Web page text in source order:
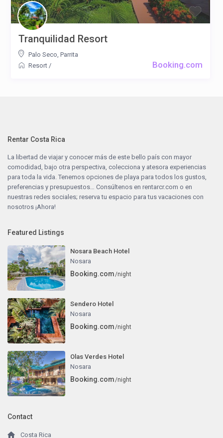
Booking.com
Tranquilidad Resort
Palo Seco, Parrita
Resort/
Rentar Costa Rica
La libertad de viajar y conocer más de este bello país con mayor
comodidad, bajo otra perspectiva, colecciona y atesora experiencias
para toda la vida. Tenemos opciones de playa para todos los gustos,
preferencias y presupuestos… Consúltenos enrentarcr.com o en
nuestras redes sociales; reserva tu espacio para tus vacaciones con
nosotros ¡Ahora!
Featured Listings
Nosara Beach Hotel
Nosara
Booking.com/night
Sendero Hotel
Nosara
Booking.com/night
Olas Verdes Hotel
Nosara
Booking.com/night
Contact
Costa Rica